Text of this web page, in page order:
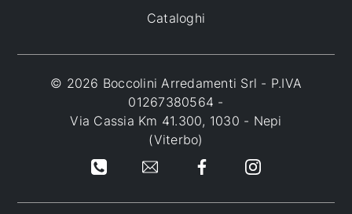
Cataloghi
© 2026 Boccolini Arredamenti Srl - P.IVA
01267380564 -
Via Cassia Km 41.300, 1030 - Nepi
(Viterbo)